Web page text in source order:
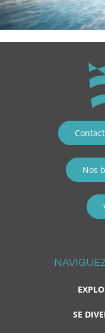
Nos
SE